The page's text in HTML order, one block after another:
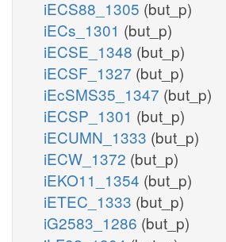
iECS88_1305 (but_p)
iECs_1301 (but_p)
iECSE_1348 (but_p)
iECSF_1327 (but_p)
iEcSMS35_1347 (but_p)
iECSP_1301 (but_p)
iECUMN_1333 (but_p)
iECW_1372 (but_p)
iEKO11_1354 (but_p)
iETEC_1333 (but_p)
iG2583_1286 (but_p)